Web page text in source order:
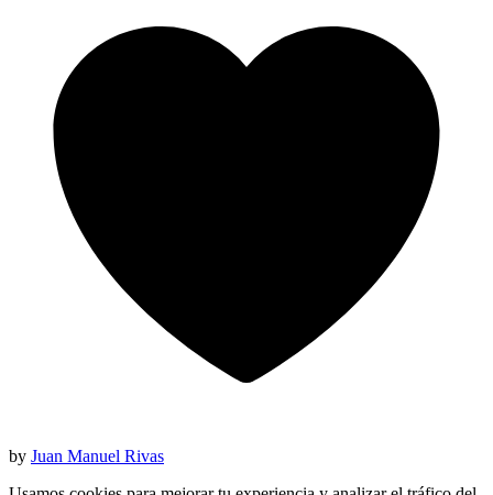
by Juan Manuel Rivas